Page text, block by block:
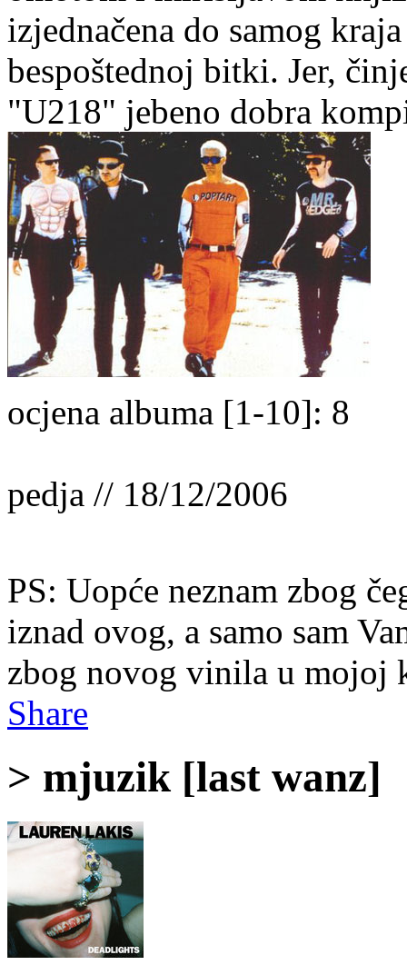
izjednačena do samog
bespoštednoj bitki. Jer,
"U218" jebeno dobra
ocjena albuma [1-10]: 8
pedja // 18/12/2006
PS: Uopće neznam zbog
iznad ovog, a samo sam
zbog novog vinila u
Share
> mjuzik [last wanz]